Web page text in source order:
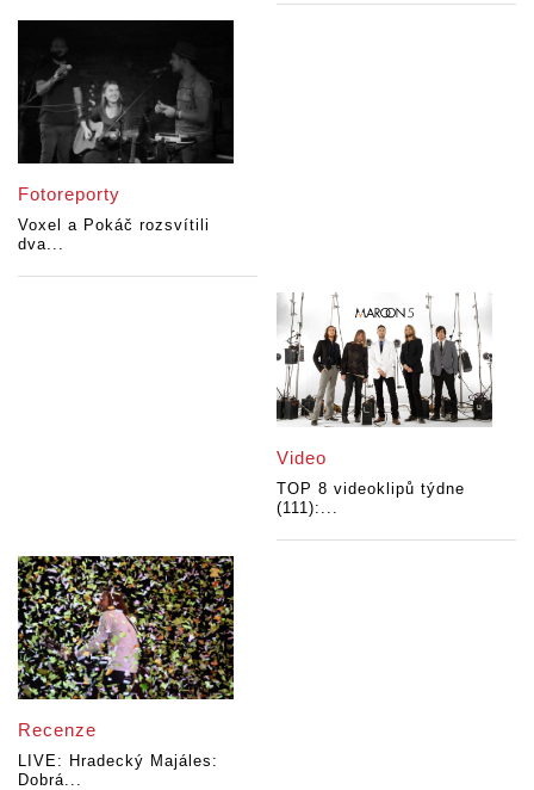
Fotoreporty
Voxel a Pokáč rozsvítili
dva...
Video
TOP 8 videoklipů týdne
(111):...
Recenze
LIVE: Hradecký Majáles:
Dobrá...